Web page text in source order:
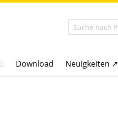
Download Neuigkeiten ↗